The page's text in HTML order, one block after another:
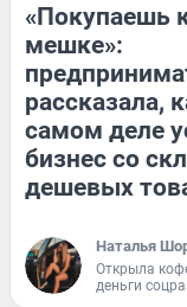
«Покупаешь
мешке»:
рассказала,
самом деле
бизнес со
дешевых
Наталья
Открыла
деньги